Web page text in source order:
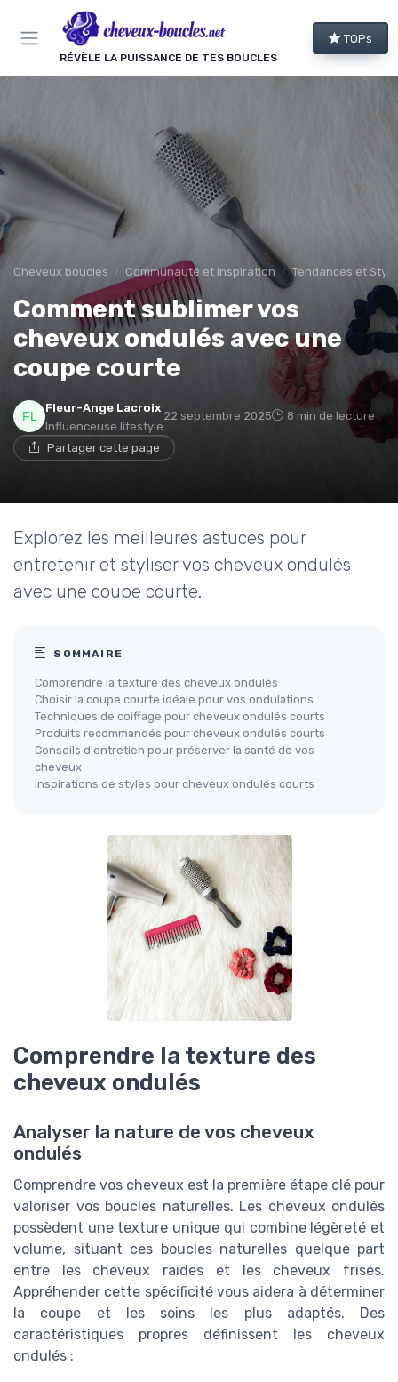
RÉVÈLE LA PUISSANCE DE TES BOUCLES
TOPs
Cheveux boucles Communauté et Inspiration Tendances et
Comment sublimer vos
cheveux ondulés avec une
coupe courte
Fleur-Ange Lacroix
Influenceuse lifestyle
22 septembre 2025 8 min de lecture
Partager cette page
Explorez les meilleures astuces pour
entretenir et styliser vos cheveux ondulés
avec une coupe courte.
SOMMAIRE
Comprendre la texture des cheveux ondulés
Choisir la coupe courte idéale pour vos ondulations
Techniques de coiffage pour cheveux ondulés courts
Produits recommandés pour cheveux ondulés courts
Conseils d'entretien pour préserver la santé de vos
cheveux
Inspirations de styles pour cheveux ondulés courts
Comprendre la texture des
cheveux ondulés
Analyser la nature de vos cheveux
ondulés
Comprendre vos cheveux est la première étape clé pour
valoriser vos boucles naturelles. Les cheveux ondulés
possèdent une texture unique qui combine légèreté et
volume, situant ces boucles naturelles quelque part
entre les cheveux raides et les cheveux frisés.
Appréhender cette spécificité vous aidera à déterminer
la coupe et les soins les plus adaptés. Des
caractéristiques propres définissent les cheveux
ondulés :
Panneau de gestion des cookies